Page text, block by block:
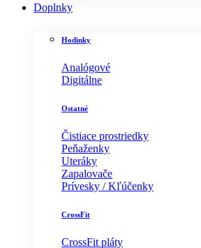
Doplnky
Hodinky
Analógové
Digitálne
Ostatné
Čistiace prostriedky
Peňaženky
Uteráky
Zapalovače
Prívesky / Kľúčenky
CrossFit
CrossFit pláty